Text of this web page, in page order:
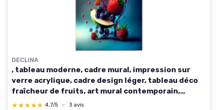
DECLINA
, tableau moderne, cadre mural, impression sur
verre acrylique, cadre design léger, tableau déco
fraîcheur de fruits, art mural contemporain,
décoration intérieure élégante, 80x120 cm 80L x
★★★★★
★★★★★ 4,7/5 — 3 avis